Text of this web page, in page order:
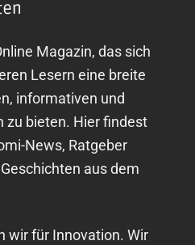
Magazin, das sich
Lesern eine breite
informativen und
zu bieten. Hier findest
News, Ratgeber
aus dem
wir für Innovation. Wir